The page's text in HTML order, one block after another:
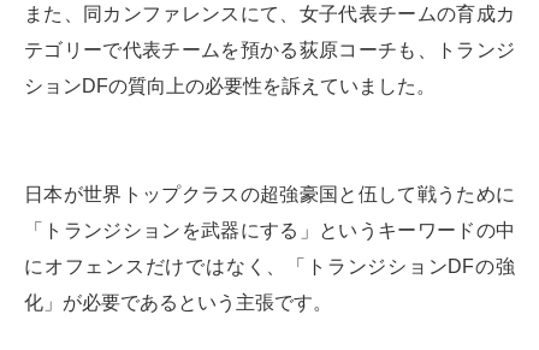
また、同カンファレンスにて、女子代表チームの育成カ
テゴリーで代表チームを預かる荻原コーチも、トランジ
ションDFの質向上の必要性を訴えていました。
日本が世界トップクラスの超強豪国と伍して戦うために
「トランジションを武器にする」というキーワードの中
にオフェンスだけではなく、「トランジションDFの強
化」が必要であるという主張です。